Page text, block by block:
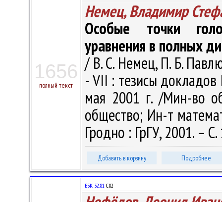
1656
полный текст
Немец, Владимир
Особые точки
уравнения в полных
/ В. С. Немец, П. Б.
- VII : тезисы
мая 2001 г. /Мин-во
общество; Ин-т
Гродно : ГрГУ, 2001. –
Добавить в корзину Подробнее
ББК 32.81 С82